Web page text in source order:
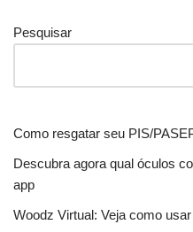
Pesquisar
Como resgatar seu PIS/
Descubra agora qual óculos
app
Woodz Virtual: Veja como